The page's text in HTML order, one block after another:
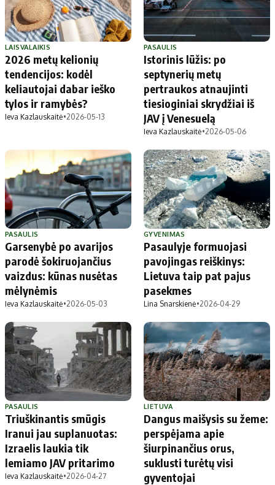
LAISVALAIKIS
2026 metų kelionių
tendencijos: kodėl
keliautojai dabar ieško
tylos ir ramybės?
Ieva Kazlauskaitė•2026-05-13
PASAULIS
Istorinis lūžis: po
septynerių metų
pertraukos atnaujinti
tiesioginiai skrydžiai iš
JAV į Venesuelą
Ieva Kazlauskaitė•2026-05-06
PASAULIS
Garsenybė po avarijos
parodė šokiruojančius
vaizdus: kūnas nusėtas
mėlynėmis
Ieva Kazlauskaitė•2026-05-03
GYVENIMAS
Pasaulyje formuojasi
pavojingas reiškinys:
Lietuva taip pat pajus
pasekmes
Lina Snarskienė•2026-04-29
PASAULIS
Triuškinantis smūgis
Iranui jau suplanuotas:
Izraelis laukia tik
lemiamo JAV pritarimo
Ieva Kazlauskaitė•2026-04-27
LIETUVA
Dangus maišysis su žeme:
perspėjama apie
šiurpinančius orus,
suklusti turėtų visi
gyventojai